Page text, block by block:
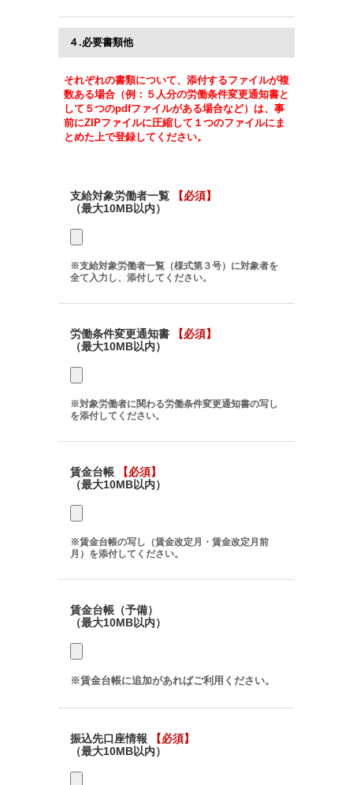
４.必要書類他
それぞれの書類について、添付するファイルが複
数ある場合（例：５人分の労働条件変更通知書と
して５つのpdfファイルがある場合など）は、事
前にZIPファイルに圧縮して１つのファイルにま
とめた上で登録してください。
支給対象労働者一覧
【必須】
（最大10MB以内）
※支給対象労働者一覧（様式第３号）に対象者を
全て入力し、添付してください。
労働条件変更通知書
【必須】
（最大10MB以内）
※対象労働者に関わる労働条件変更通知書の写し
を添付してください。
賃金台帳
【必須】
（最大10MB以内）
※賃金台帳の写し（賃金改定月・賃金改定月前
月）を添付してください。
賃金台帳（予備）
（最大10MB以内）
※賃金台帳に追加があればご利用ください。
振込先口座情報
【必須】
（最大10MB以内）